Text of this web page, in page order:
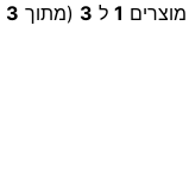
מוצרים 1 ל 3 (מתוך 3